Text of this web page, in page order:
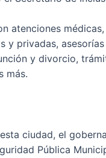
atenciones
y privadas,
y divorcio,
más.
ciudad, el
Pública